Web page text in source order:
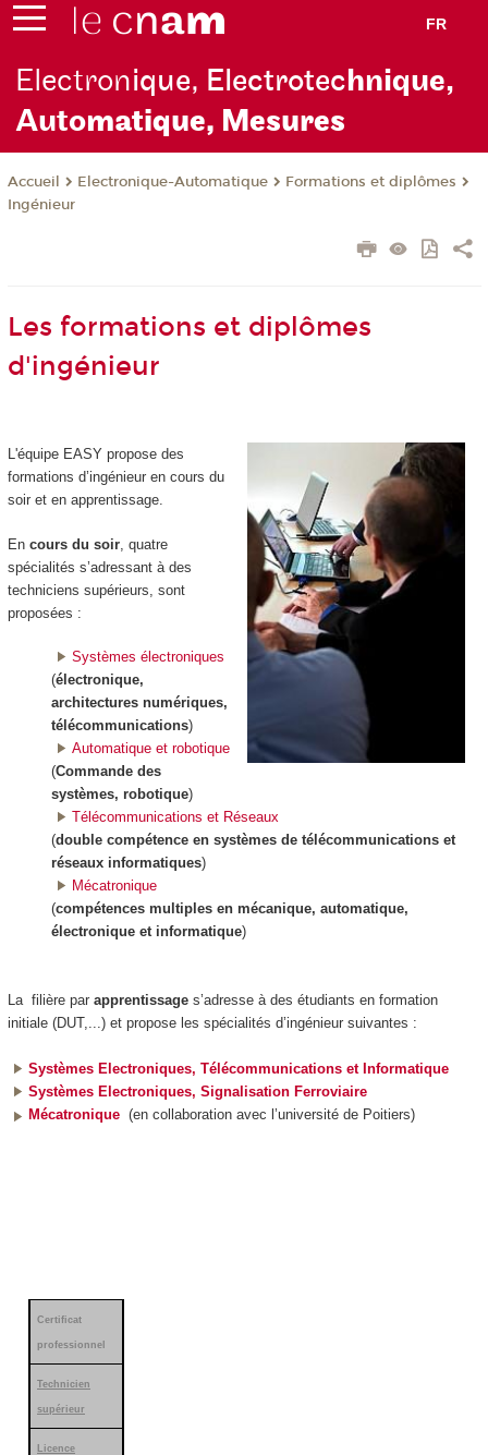
FR
Electronique, Electrotechnique,
Automatique, Mesures
Accueil Electronique-Automatique
Formations et diplômes
Ingénieur
Les formations et diplômes
d'ingénieur
L'équipe EASY propose des
formations d’ingénieur en cours du
soir et en apprentissage.
En cours du soir, quatre
spécialités s’adressant à des
techniciens supérieurs, sont
proposées :
Systèmes électroniques
(électronique,
architectures numériques,
télécommunications)
Automatique et robotique
(Commande des
systèmes, robotique)
Télécommunications et Réseaux
(double compétence en systèmes de télécommunications et
réseaux informatiques)
Mécatronique
(compétences multiples en mécanique, automatique,
électronique et informatique)
La filière par apprentissage s’adresse à des étudiants en formation
initiale (DUT,...) et propose les spécialités d’ingénieur suivantes :
Systèmes Electroniques, Télécommunications et Informatique
Systèmes Electroniques, Signalisation Ferroviaire
Mécatronique (en collaboration avec l’université de Poitiers)
Certificat
professionnel
Technicien
supérieur
Licence